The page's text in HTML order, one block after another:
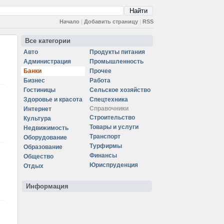
Начало | Добавить страницу | RSS
Все категории
Авто
Администрация
Банки
Бизнес
Гостиницы
Здоровье и красота
Интернет
Культура
Недвижимость
Оборудование
Образование
Общество
Отдых
Продукты питания
Промышленность
Прочее
Работа
Сельское хозяйство
Спецтехника
Справочники
Строительство
Товары и услуги
Транспорт
Турфирмы
Финансы
Юриспруденция
Информация